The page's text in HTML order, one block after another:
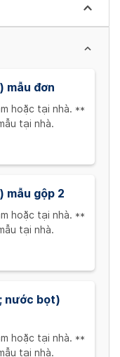
mẫu đơn
hoặc tại nhà. **
tại nhà.
mẫu gộp 2
hoặc tại nhà. **
tại nhà.
nước bọt)
hoặc tại nhà. **
tại nhà.